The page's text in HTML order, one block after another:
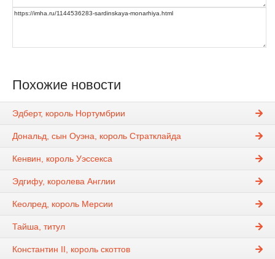
Похожие новости
Эдберт, король Нортумбрии
Дональд, сын Оуэна, король Стратклайда
Кенвин, король Уэссекса
Эдгифу, королева Англии
Кеолред, король Мерсии
Тайша, титул
Константин II, король скоттов